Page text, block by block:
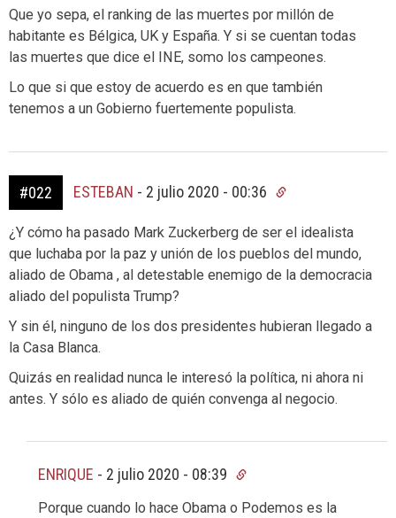
Que yo sepa, el ranking de las muertes por millón de
habitante es Bélgica, UK y España. Y si se cuentan todas
las muertes que dice el INE, somo los campeones.
Lo que si que estoy de acuerdo es en que también
tenemos a un Gobierno fuertemente populista.
#022 ESTEBAN - 2 julio 2020 - 00:36
¿Y cómo ha pasado Mark Zuckerberg de ser el idealista
que luchaba por la paz y unión de los pueblos del mundo,
aliado de Obama , al detestable enemigo de la democracia
aliado del populista Trump?
Y sin él, ninguno de los dos presidentes hubieran llegado a
la Casa Blanca.
Quizás en realidad nunca le interesó la política, ni ahora ni
antes. Y sólo es aliado de quién convenga al negocio.
ENRIQUE - 2 julio 2020 - 08:39
Porque cuando lo hace Obama o Podemos es la